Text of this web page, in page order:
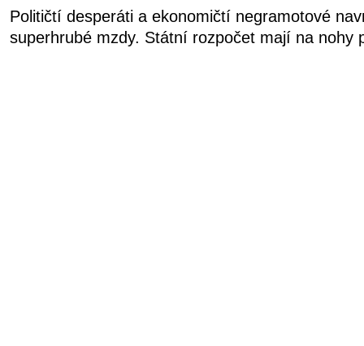
Političtí desperáti a ekonomičtí negramotové
superhrubé mzdy. Státní rozpočet mají na nohy